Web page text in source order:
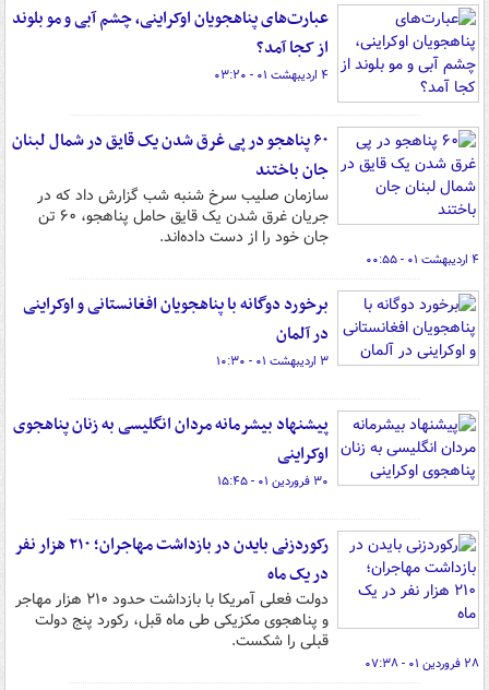
عبارت‌های پناهجویان اوکراینی، چشم آبی و مو بلوند
از کجا آمد؟
۴ اردیبهشت ۰۱ - ۰۳:۲۰
۶۰ پناهجو در پی غرق شدن یک قایق در شمال لبنان
جان باختند
سازمان صلیب سرخ شنبه شب گزارش داد که در
جریان غرق شدن یک قایق حامل پناهجو، ۶۰ تن
جان خود را از دست داده‌اند.
۴ اردیبهشت ۰۱ - ۰۰:۵۵
برخورد دوگانه با پناهجویان افغانستانی و اوکراینی
در آلمان
۳ اردیبهشت ۰۱ - ۱۰:۳۰
پیشنهاد بیشرمانه مردان انگلیسی به زنان پناهجوی
اوکراینی
۳۰ فروردین ۰۱ - ۱۵:۴۵
رکوردزنی بایدن در بازداشت مهاجران؛ ۲۱۰ هزار نفر
در یک ماه
دولت فعلی آمریکا با بازداشت حدود ۲۱۰ هزار مهاجر
و پناهجوی مکزیکی طی ماه قبل، رکورد پنج دولت
قبلی را شکست.
۲۸ فروردین ۰۱ - ۰۷:۳۸